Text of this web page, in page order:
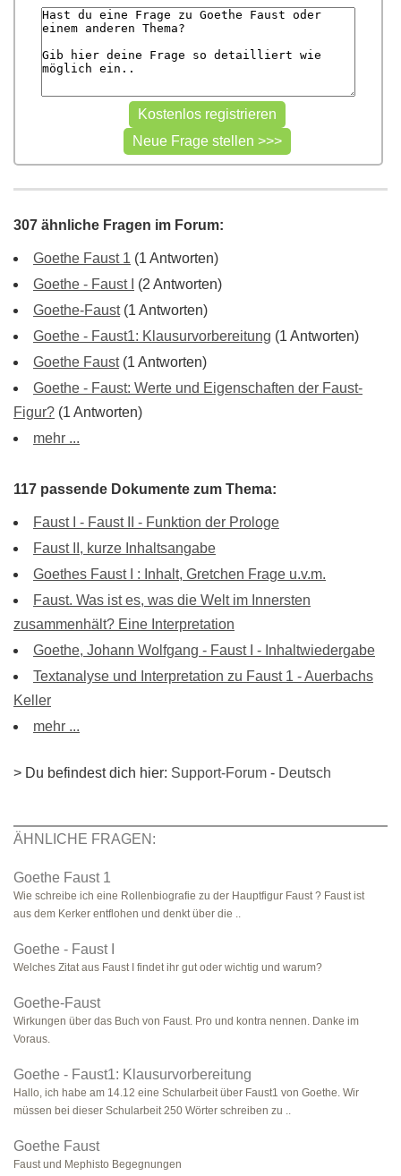
307 ähnliche Fragen im Forum:
Goethe Faust 1 (1 Antworten)
Goethe - Faust I
(2 Antworten)
Goethe-Faust(1 Antworten)
Goethe - Faust1: Klausurvorbereitung (1 Antworten)
Goethe Faust(1 Antworten)
Goethe - Faust: Werte und Eigenschaften der Faust-
Figur? (1 Antworten)
mehr ...
117 passende Dokumente zum Thema:
Faust I - Faust II - Funktion der Prologe
Faust II, kurze Inhaltsangabe
Goethes Faust I : Inhalt, Gretchen Frage u.v.m.
Faust. Was ist es, was die Welt im Innersten
zusammenhält? Eine Interpretation
Goethe, Johann Wolfgang - Faust I - Inhaltwiedergabe
Textanalyse und Interpretation zu Faust 1 - Auerbachs
Keller
mehr ...
> Du befindest dich hier: Support-Forum - Deutsch
ÄHNLICHE FRAGEN:
Goethe Faust 1
Wie schreibe ich eine Rollenbiografie zu der Hauptfigur Faust ? Faust ist
aus dem Kerker entflohen und denkt über die ..
Goethe - Faust I
Welches Zitat aus Faust I findet ihr gut oder wichtig und warum?
Goethe-Faust
Wirkungen über das Buch von Faust. Pro und kontra nennen. Danke im
Voraus.
Goethe - Faust1: Klausurvorbereitung
Hallo, ich habe am 14.12 eine Schularbeit über Faust1 von Goethe. Wir
müssen bei dieser Schularbeit 250 Wörter schreiben zu ..
Goethe Faust
Faust und Mephisto Begegnungen